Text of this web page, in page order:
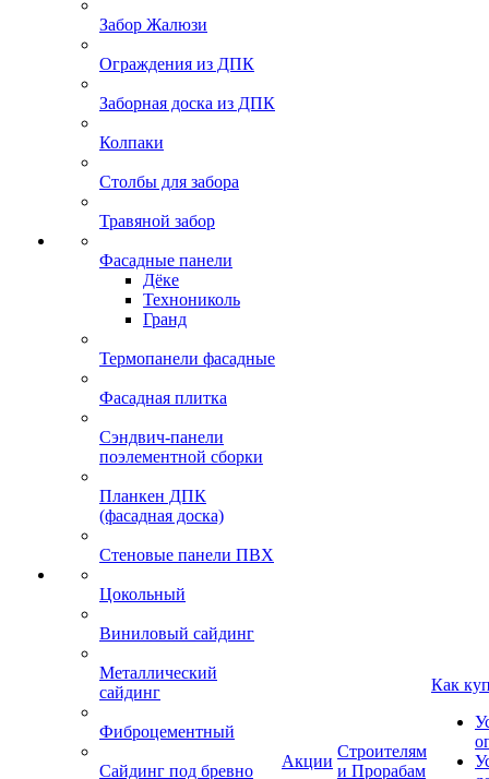
Забор Жалюзи
Ограждения из ДПК
Заборная доска из ДПК
Колпаки
Столбы для забора
Травяной забор
Фасадные панели
Дёке
Технониколь
Гранд
Термопанели фасадные
Фасадная плитка
Сэндвич-панели
поэлементной сборки
Планкен ДПК
(фасадная доска)
Стеновые панели ПВХ
Цокольный
Виниловый сайдинг
Металлический
сайдинг
Фиброцементный
Сайдинг под бревно
Акции
Строителям
и Прорабам
Как